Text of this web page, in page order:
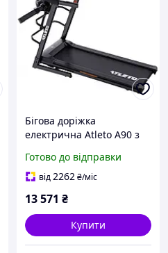
Бігова доріжка
електрична Atleto A90 з
з кутом нахилу
Готово до відправки
від2262₴/міс
13 571 ₴
Купити